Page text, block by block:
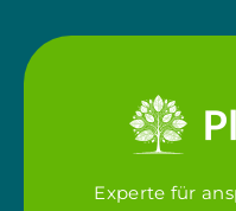
Experte für